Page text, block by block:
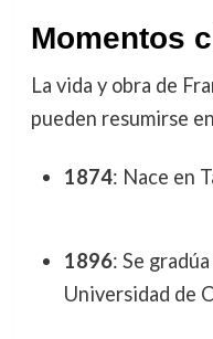
Momentos
La vida y obra de
pueden resumirse
1874: Nace en
1896: Se
Universidad de